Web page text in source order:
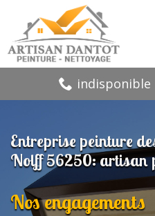
indisponible
Entreprise peinture
Nolff 56250: artisan
Nos engagements